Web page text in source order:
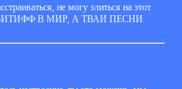
не могу злиться на этот
В МИР, А ТВАИ ПЕСНИ